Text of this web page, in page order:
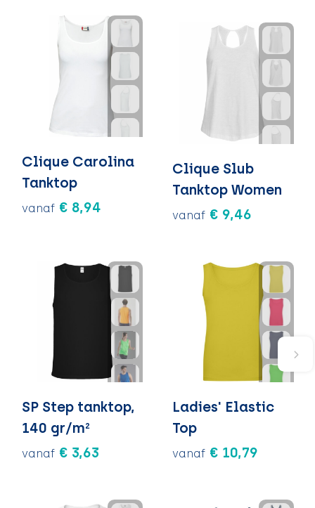
Clique Carolina
Tanktop
vanaf € 8,94
Clique Slub
Tanktop Women
vanaf € 9,46
SP Step tanktop,
140 gr/m²
vanaf € 3,63
Ladies' Elastic
Top
vanaf € 10,79